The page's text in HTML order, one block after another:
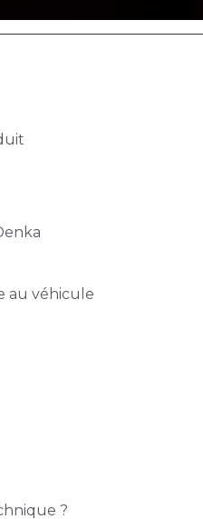
au véhicule
?